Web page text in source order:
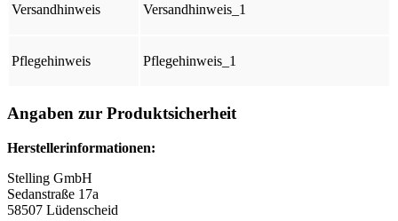
Versandhinweis Versandhinweis_1
Pflegehinweis Pflegehinweis_1
Angaben zur Produktsicherheit
Herstellerinformationen:
Stelling GmbH
Sedanstraße 17a
58507 Lüdenscheid